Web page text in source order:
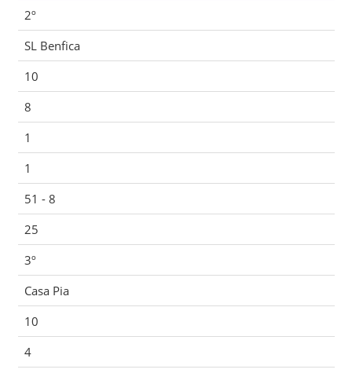
2º
SL Benfica
10
8
1
1
51 - 8
25
3º
Casa Pia
10
4